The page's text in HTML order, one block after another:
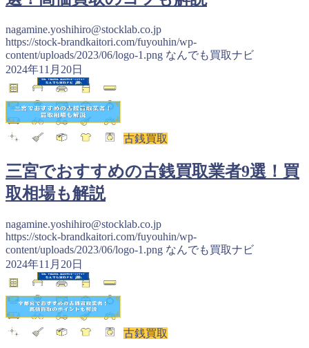
nagamine.yoshihiro@stocklab.co.jp
https://stock-brandkaitori.com/fuyouhin/wp-
content/uploads/2023/06/logo-1.png なんでも買取ナビ
2024年11月20日
古銭買取
三宮でおすすめの古銭買取業者9選！買
取相場も解説
nagamine.yoshihiro@stocklab.co.jp
https://stock-brandkaitori.com/fuyouhin/wp-
content/uploads/2023/06/logo-1.png なんでも買取ナビ
2024年11月20日
古銭買取